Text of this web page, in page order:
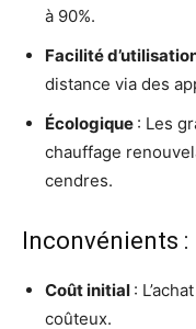
à 90%.
Facilité
distance via des
Écologique : Les
chauffage
cendres.
Inconvénients :
Coût initial :
coûteux.